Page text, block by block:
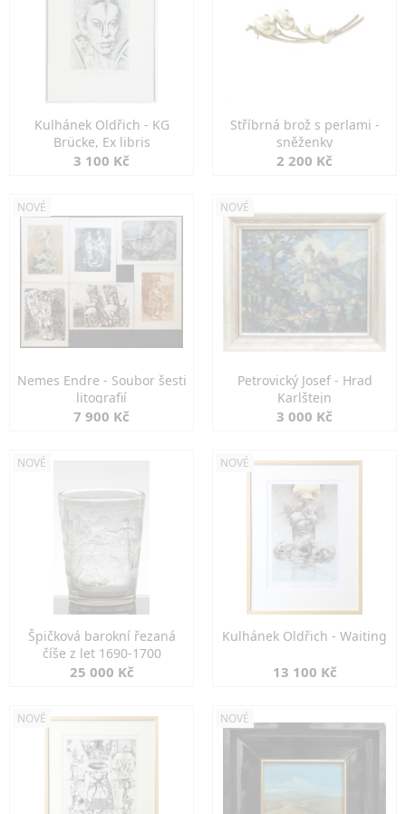
Kulhánek Oldřich - KG
Brücke, Ex libris
3 100 Kč
Stříbrná brož s perlami -
sněženky
2 200 Kč
NOVÉ
Nemes Endre - Soubor šesti
litografií
7 900 Kč
NOVÉ
Petrovický Josef - Hrad
Karlštejn
3 000 Kč
NOVÉ
Špičková barokní řezaná
číše z let 1690-1700
25 000 Kč
NOVÉ
Kulhánek Oldřich - Waiting
13 100 Kč
NOVÉ NOVÉ